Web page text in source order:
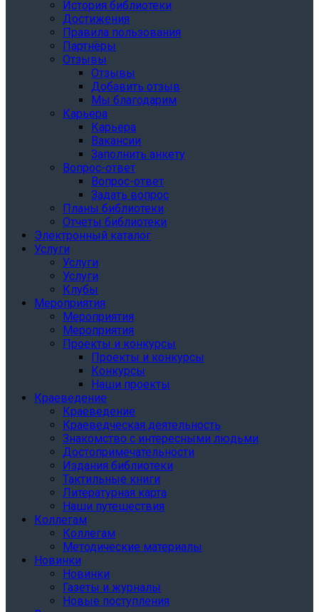
История библиотеки
Достижения
Правила пользования
Партнёры
Отзывы
Отзывы
Добавить отзыв
Мы благодарим
Карьера
Карьера
Вакансии
Заполнить анкету
Вопрос-ответ
Вопрос-ответ
Задать вопрос
Планы библиотеки
Отчеты библиотеки
Электронный каталог
Услуги
Услуги
Услуги
Клубы
Мероприятия
Мероприятия
Мероприятия
Проекты и конкурсы
Проекты и конкурсы
Конкурсы
Наши проекты
Краеведение
Краеведение
Краеведческая деятельность
Знакомство с интересными людьми
Достопримечательности
Издания библиотеки
Тактильные книги
Литературная карта
Наши путешествия
Коллегам
Коллегам
Методические материалы
Новинки
Новинки
Газеты и журналы
Новые поступления